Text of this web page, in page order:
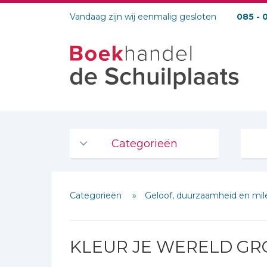
Vandaag zijn wij eenmalig gesloten 085 -
Categorieën
De Bijbel
Bijbelse Dagboeken 2026
Bijbelstudie groepen
Categorieën Geloof, duurzaamheid en
KLEUR JE WERELD